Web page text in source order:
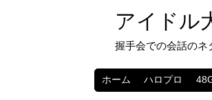
アイドル
握手会での会話のネ
ホーム ハロプロ